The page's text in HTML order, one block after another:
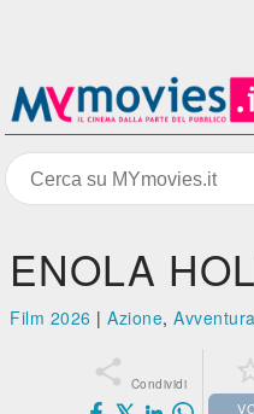
ENOLA
Film 2026 |Azione,Avventura
 Condividi